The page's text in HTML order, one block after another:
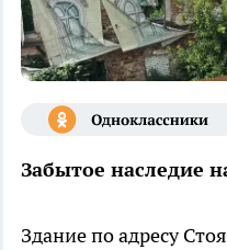
Забытое наследие
Здание по адресу